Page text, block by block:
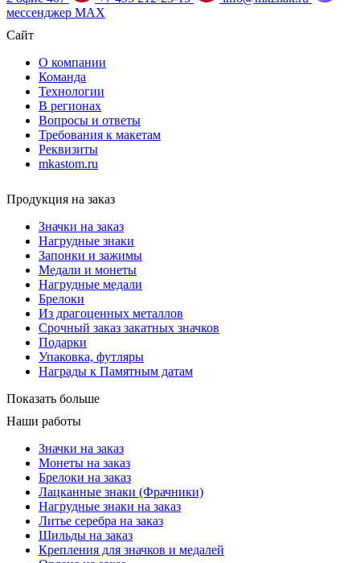
мессенджер MAX
Сайт
О компании
Команда
Технологии
В регионах
Вопросы и ответы
Требования к макетам
Реквизиты
mkastom.ru
Продукция на заказ
Значки на заказ
Нагрудные знаки
Запонки и зажимы
Медали и монеты
Нагрудные медали
Брелоки
Из драгоценных металлов
Срочный заказ закатных значков
Подарки
Упаковка, футляры
Награды к Памятным датам
Показать больше
Наши работы
Значки на заказ
Монеты на заказ
Брелоки на заказ
Лацканные знаки (Фрачники)
Нагрудные знаки на заказ
Литье серебра на заказ
Шильды на заказ
Крепления для значков и медалей